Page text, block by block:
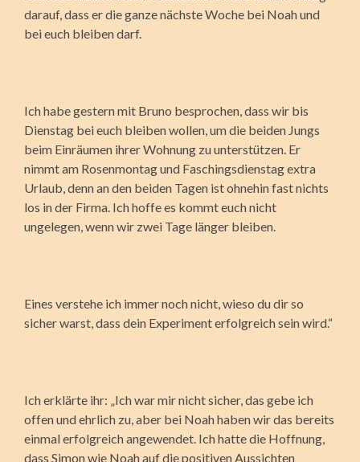
darauf, dass er die ganze nächste Woche bei Noah und
bei euch bleiben darf.
Ich habe gestern mit Bruno besprochen, dass wir bis
Dienstag bei euch bleiben wollen, um die beiden Jungs
beim Einräumen ihrer Wohnung zu unterstützen. Er
nimmt am Rosenmontag und Faschingsdienstag extra
Urlaub, denn an den beiden Tagen ist ohnehin fast nichts
los in der Firma. Ich hoffe es kommt euch nicht
ungelegen, wenn wir zwei Tage länger bleiben.
Eines verstehe ich immer noch nicht, wieso du dir so
sicher warst, dass dein Experiment erfolgreich sein wird.“
Ich erklärte ihr: „Ich war mir nicht sicher, das gebe ich
offen und ehrlich zu, aber bei Noah haben wir das bereits
einmal erfolgreich angewendet. Ich hatte die Hoffnung,
dass Simon wie Noah auf die positiven Aussichten